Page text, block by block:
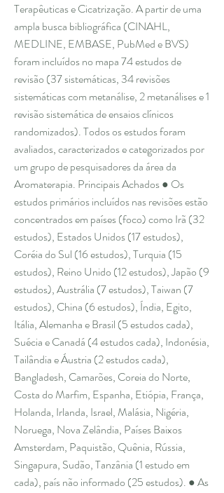
Terapêuticas e Cicatrização. A partir de uma
ampla busca bibliográfica (CINAHL,
MEDLINE, EMBASE, PubMed e BVS)
foram incluídos no mapa 74 estudos de
revisão (37 sistemáticas, 34 revisões
sistemáticas com metanálise, 2 metanálises e 1
revisão sistemática de ensaios clínicos
randomizados). Todos os estudos foram
avaliados, caracterizados e categorizados por
um grupo de pesquisadores da área da
Aromaterapia. Principais Achados ● Os
estudos primários incluídos nas revisões estão
concentrados em países (foco) como Irã (32
estudos), Estados Unidos (17 estudos),
Coréia do Sul (16 estudos), Turquia (15
estudos), Reino Unido (12 estudos), Japão (9
estudos), Austrália (7 estudos), Taiwan (7
estudos), China (6 estudos), Índia, Egito,
Itália, Alemanha e Brasil (5 estudos cada),
Suécia e Canadá (4 estudos cada), Indonésia,
Tailândia e Áustria (2 estudos cada),
Bangladesh, Camarões, Coreia do Norte,
Costa do Marfim, Espanha, Etiópia, França,
Holanda, Irlanda, Israel, Malásia, Nigéria,
Noruega, Nova Zelândia, Países Baixos
Amsterdam, Paquistão, Quênia, Rússia,
Singapura, Sudão, Tanzânia (1 estudo em
cada), país não informado (25 estudos). ● As